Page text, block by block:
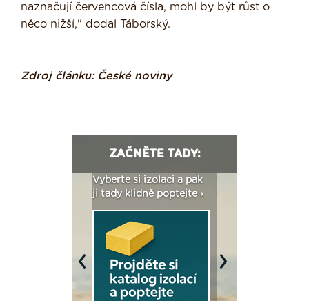
naznačují červencová čísla, mohl by být růst o
něco nižší," dodal Táborský.
Zdroj článku: České noviny
ZAČNĚTE TADY:
Vyberte si izolaci a pak
ji tady klidně poptejte ›
Previous Next